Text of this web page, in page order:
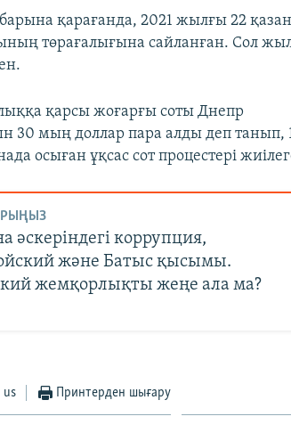
қарағанда, 2021 жылғы 22
төрағалығына сайланған. Сол
қарсы жоғарғы соты Днепр
30 мың доллар пара алды деп танып,
осыған ұқсас сот процестері
әскеріндегі коррупция,
және Батыс қысымы.
жемқорлықты жеңе ала ма?
us Принтерден шығару